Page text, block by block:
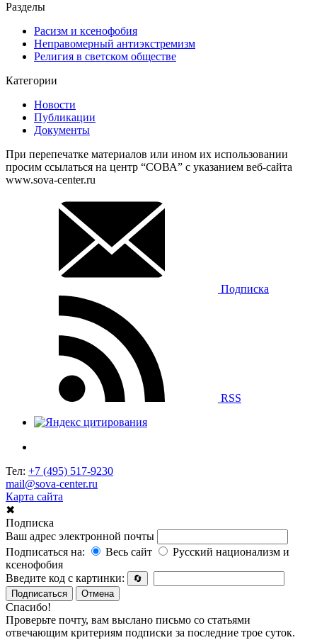
Разделы
Расизм и ксенофобия
Неправомерный антиэкстремизм
Религия в светском обществе
Категории
Новости
Публикации
Документы
При перепечатке материалов или ином их использовании
просим ссылаться на центр “СОВА” с указанием веб-сайта
www.sova-center.ru
Подписка
RSS
Тел: +7 (495) 517-9230
mail@sova-center.ru
Карта сайта
✖
Подписка
Ваш адрес электронной почты
Подписаться на:
Весь сайт
Русский национализм и
ксенофобия
Введите код с картинки:
🔄
Подписаться
Отмена
Спасибо!
Проверьте почту, вам выслано письмо со статьями
отвечающим критериям подписки за последние трое суток.